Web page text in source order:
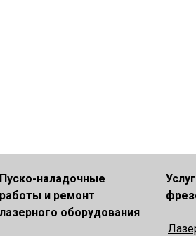
Пуско-наладочные
работы и ремонт
лазерного оборудования